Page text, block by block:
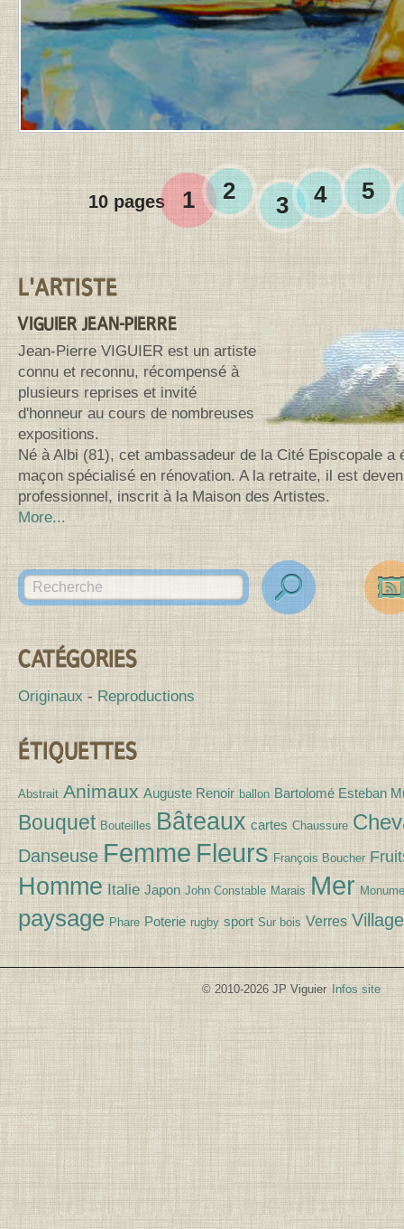
31
MARS
2026
À
12
H
22
MIN
10 pages 1 2
3 4 5
Contenu de la barre latérale
L'ARTISTE
VIGUIER JEAN-PIERRE
Jean-Pierre VIGUIER est un artiste
connu et reconnu, récompensé à
plusieurs reprises et invité
d'honneur au cours de nombreuses
expositions.
Né à Albi (81), cet ambassadeur de la Cité Episcopale a
maçon spécialisé en rénovation. A la retraite, il est
professionnel, inscrit à la Maison des Artistes.
More...
Search for:
des
CATÉGORIES
Originaux Reproductions
ÉTIQUETTES
Abstrait Animaux Auguste Renoir ballon Bartolomé Esteban
Bouquet Bouteilles Bâteaux cartes Chaussure
Danseuse Femme Fleurs François Boucher
Homme Italie Japon John Constable Marais Mer
paysage Phare Poterie rugby sport Sur bois Verres Village
© 2010-2026 JP Viguier Infos site